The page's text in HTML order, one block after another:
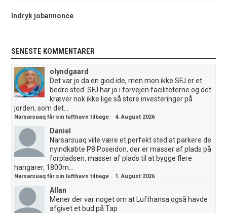
Indryk jobannonce
SENESTE KOMMENTARER
olyndgaard
Det var jo da en giod ide, men mon ikke SFJ er et
bedre sted..SFJ har jo i forvejen faciliteterne og det
kræver nok ikke lige så store investeringer på
jorden, som det...
Narsarsuaq får sin lufthavn tilbage ·4. August 2026
Daniel
Narsarsuaq ville være et perfekt sted at parkere de
nyindkøbte P8 Poseidon, der er masser af plads på
forpladsen, masser af plads til at bygge flere
hangarer, 1800m...
Narsarsuaq får sin lufthavn tilbage · 1. August 2026
Allan
Mener der var noget om at Lufthansa også havde
afgivet et bud på Tap